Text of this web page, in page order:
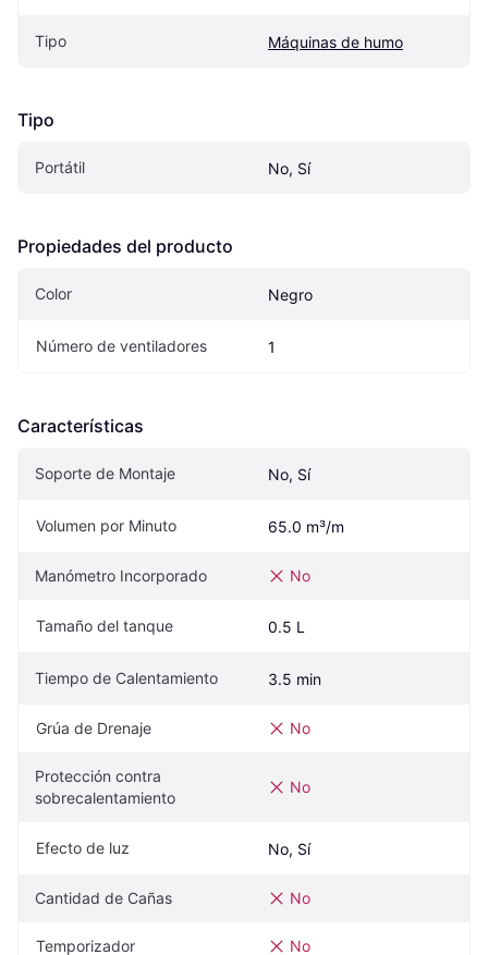
Tipo Máquinas de humo
Tipo
Portátil No, Sí
Propiedades del producto
Color Negro
Número de ventiladores 1
Características
Soporte de Montaje No, Sí
Volumen por Minuto 65.0 m³/m
Manómetro Incorporado No
Tamaño del tanque 0.5 L
Tiempo de Calentamiento 3.5 min
Grúa de Drenaje No
Protección contra
sobrecalentamiento
No
Efecto de luz No, Sí
Cantidad de Cañas No
Temporizador No